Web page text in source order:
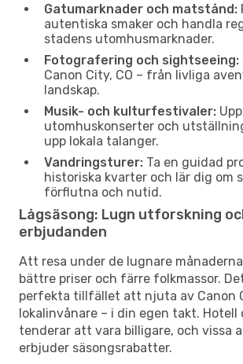
Gatumarknader och matstånd:
autentiska smaker och handla
stadens utomhusmarknader.
Fotografering och sightseeing:
Canon City, CO – från livliga
landskap.
Musik- och kulturfestivaler:
utomhuskonserter och
upp lokala talanger.
Vandringsturer: Ta en guidad
historiska kvarter och lär dig om
förflutna och nutid.
Lågsäsong: Lugn utforskning
erbjudanden
Att resa under de lugnare
bättre priser och färre folkmassor.
perfekta tillfället att njuta av Canon
lokalinvånare – i din egen takt. Hotell
tenderar att vara billigare, och vissa
erbjuder säsongsrabatter.